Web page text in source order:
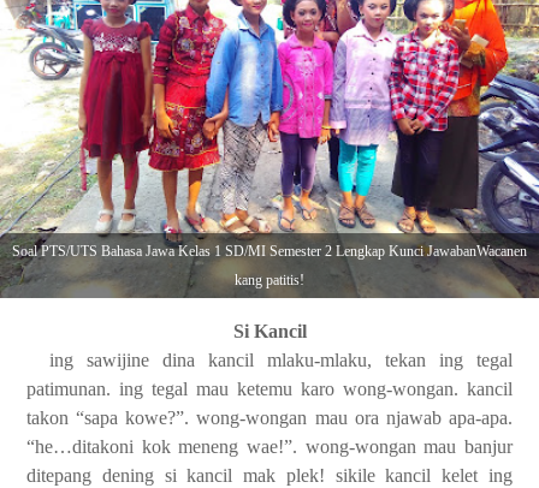
Soal PTS/UTS Bahasa Jawa Kelas 1 SD/MI Semester 2 Lengkap Kunci JawabanWacanen
kang patitis!
Si Kancil
ing sawijine dina kancil mlaku-mlaku, tekan ing tegal
patimunan. ing tegal mau ketemu karo wong-wongan. kancil
takon “sapa kowe?”. wong-wongan mau ora njawab apa-apa.
“he…ditakoni kok meneng wae!”. wong-wongan mau banjur
ditepang dening si kancil mak plek! sikile kancil kelet ing